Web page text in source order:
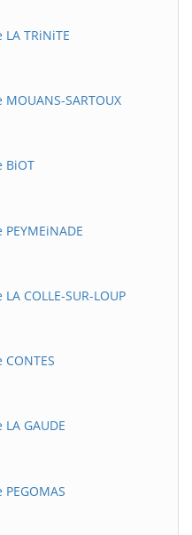
TRiNiTE
SARTOUX
BiOT
COLLE-SUR-LOUP
GAUDE